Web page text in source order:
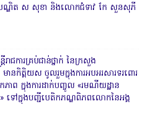
បណ្ឌិត ស សុខា និងលោកជំទាវ កែ សួនសុភី
រាជការគ្រប់ជាន់ថ្នាក់ នៃក្រសួង
មានកិត្តិយស ចូលរួមក្នុងការអបអរសារទរពោរ
ព ក្នុងការដាក់បញ្ចូល «រមណីយដ្ឋាន
» ទៅក្នុងបញ្ជីបេតិកភណ្ឌពិភពលោកនៃអង្គ